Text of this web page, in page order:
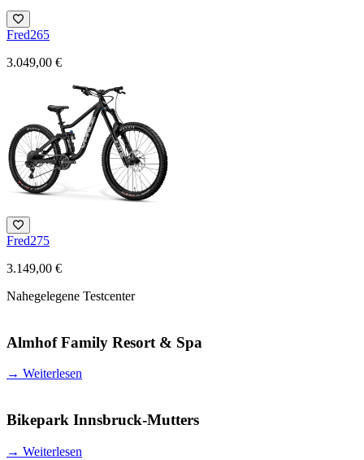
Fred265
3.049,00 €
Fred275
3.149,00 €
Nahegelegene Testcenter
Almhof Family Resort & Spa
→ Weiterlesen
Bikepark Innsbruck-Mutters
→ Weiterlesen